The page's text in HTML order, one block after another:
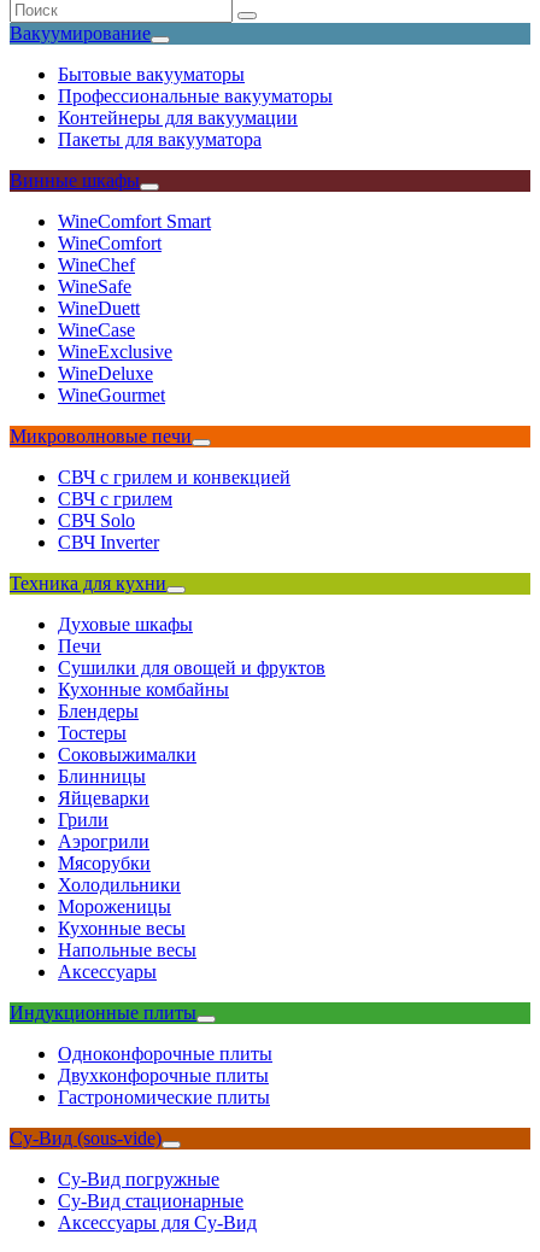
Вакуумирование
Бытовые вакууматоры
Профессиональные вакууматоры
Контейнеры для вакуумации
Пакеты для вакууматора
Винные шкафы
WineComfort Smart
WineComfort
WineChef
WineSafe
WineDuett
WineCase
WineExclusive
WineDeluxe
WineGourmet
Микроволновые печи
СВЧ с грилем и конвекцией
СВЧ с грилем
СВЧ Solo
СВЧ Inverter
Техника для кухни
Духовые шкафы
Печи
Сушилки для овощей и фруктов
Кухонные комбайны
Блендеры
Тостеры
Соковыжималки
Блинницы
Яйцеварки
Грили
Аэрогрили
Мясорубки
Холодильники
Мороженицы
Кухонные весы
Напольные весы
Аксессуары
Индукционные плиты
Одноконфорочные плиты
Двухконфорочные плиты
Гастрономические плиты
Су-Вид (sous-vide)
Су-Вид погружные
Су-Вид стационарные
Аксессуары для Су-Вид